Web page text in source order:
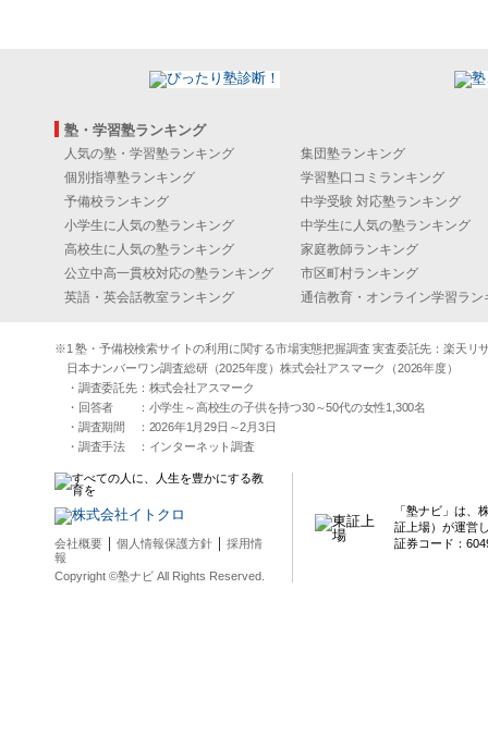
塾・学習塾ランキング
人気の塾・学習塾ランキング
集団塾ランキング
個別指導塾ランキング
学習塾口コミランキング
予備校ランキング
中学受験 対応塾ランキング
小学生に人気の塾ランキング
中学生に人気の塾ランキング
高校生に人気の塾ランキング
家庭教師ランキング
公立中高一貫校対応の塾ランキング
市区町村ランキング
英語・英会話教室ランキング
通信教育・オンライン学習ラン
※1 塾・予備校検索サイトの利用に関する市場実態把握調査 実査委託先：楽天リ
日本ナンバーワン調査総研（2025年度）株式会社アスマーク（2026年度）
・調査委託先：株式会社アスマーク
・回答者 ：小学生～高校生の子供を持つ30～50代の女性1,300名
・調査期間 ：2026年1月29日～2月3日
・調査手法 ：インターネット調査
会社概要 ｜ 個人情報保護方針 ｜ 採用情
報
Copyright ©塾ナビ All Rights Reserved.
「塾ナビ」は、
証上場）が運営
証券コード：